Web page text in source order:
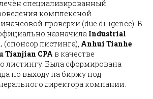
специализированный
комплексной
проверки (due diligence). В
назначила Industrial
(спонсор листинга), Anhui Tianhe
Tianjian CPA в качестве
листингу. Была сформирована
по выходу на биржу под
директора компании.